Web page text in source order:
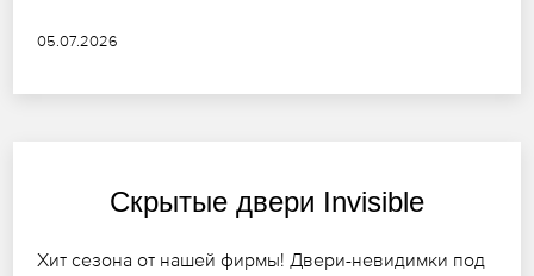
05.07.2026
Скрытые двери Invisible
Хит сезона от нашей фирмы! Двери-невидимки под